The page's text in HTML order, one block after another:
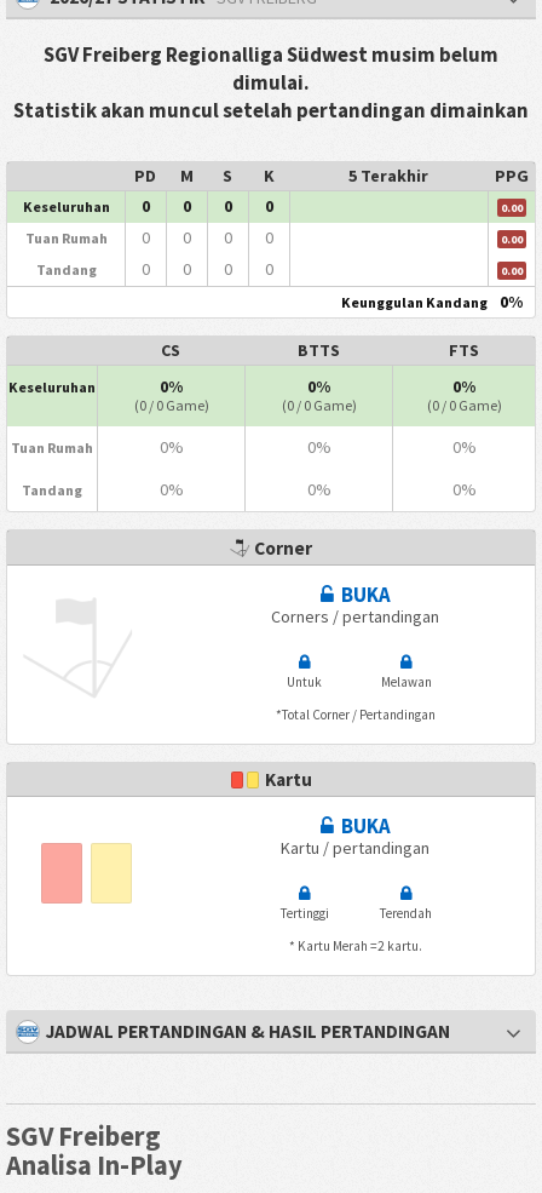
SGV Freiberg Regionalliga Südwest musim belum
dimulai.
Statistik akan muncul setelah pertandingan dimainkan
PD M S K 5 Terakhir PPG
Keseluruhan 0 0 0 0 0.00
Tuan Rumah 0 0 0 0 0.00
Tandang 0 0 0 0 0.00
Keunggulan Kandang 0%
CS BTTS FTS
Keseluruhan 0%
(0 / 0 Game)
0%
(0 / 0 Game)
0%
(0 / 0 Game)
Tuan Rumah 0% 0% 0%
Tandang 0% 0% 0%
Corner
BUKA
Corners / pertandingan
Untuk
Melawan
*Total Corner / Pertandingan
Kartu
BUKA
Kartu / pertandingan
Tertinggi
Terendah
* Kartu Merah =2 kartu.
JADWAL PERTANDINGAN & HASIL PERTANDINGAN
SGV Freiberg
Analisa In-Play